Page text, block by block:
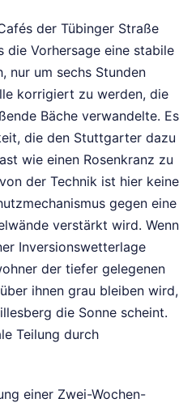
der Tübinger Straße
die Vorhersage eine stabile
nur um sechs Stunden
korrigiert zu werden, die
Bäche verwandelte. Es
die den Stuttgarter dazu
wie einen Rosenkranz zu
der Technik ist hier keine
gegen eine
verstärkt wird. Wenn
Inversionswetterlage
der tiefer gelegenen
ihnen grau bleiben wird,
die Sonne scheint.
Teilung durch
einer Zwei-Wochen-